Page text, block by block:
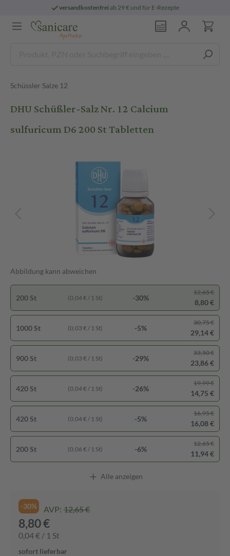
versandkostenfreiab 29 € und für E-Rezepte
Schüssler Salze 12
DHU Schüßler-Salz Nr. 12 Calcium
sulfuricum D6 200 St Tabletten
Abbildung kann abweichen
1000 St (0,03 € / 1 St) -5%
30,75 €
29,14 €
900 St (0,03 € / 1 St) -29%
33,50 €
23,86 €
420 St (0,04 € / 1 St) -26%
19,99 €
14,75 €
420 St (0,04 € / 1 St) -5%
16,95 €
16,08 €
200 St (0,04 € / 1 St) -30%
12,65 €
8,80 €
200 St (0,06 € / 1 St) -6%
12,65 €
11,94 €
Alle anzeigen
-30% AVP: 12,65 €
8,80 €
0,04 € / 1 St
sofort lieferbar